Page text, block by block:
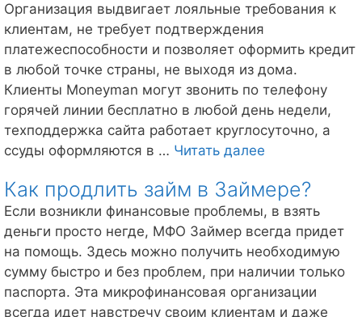
Организация выдвигает лояльные требования к
клиентам, не требует подтверждения
платежеспособности и позволяет оформить кредит
в любой точке страны, не выходя из дома.
Клиенты Moneyman могут звонить по телефону
горячей линии бесплатно в любой день недели,
техподдержка сайта работает круглосуточно, а
ссуды оформляются в … Читать далее
горячей
линии
Как продлить займ в Займере?
Если возникли финансовые проблемы, в взять
деньги просто негде, МФО Займер всегда придет
на помощь. Здесь можно получить необходимую
сумму быстро и без проблем, при наличии только
паспорта. Эта микрофинансовая организации
всегда идет навстречу своим клиентам и даже